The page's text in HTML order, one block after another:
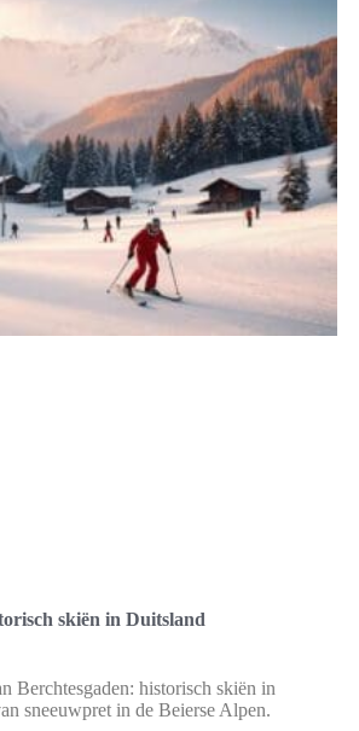
skiën in Duitsland
Berchtesgaden: historisch skiën in
sneeuwpret in de Beierse Alpen.